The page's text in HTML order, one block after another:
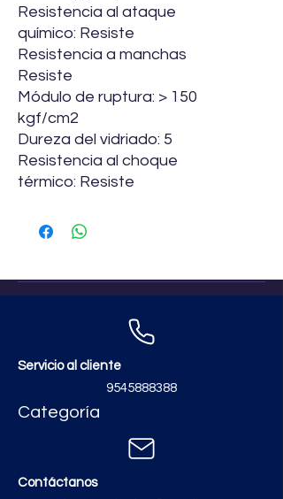
Resistencia al ataque
químico: Resiste
Resistencia a manchas
Resiste
Módulo de ruptura: > 150
kgf/cm2
Dureza del vidriado: 5
Resistencia al choque
térmico: Resiste
Servicio al cliente
9545888388
Categoría
Contáctanos